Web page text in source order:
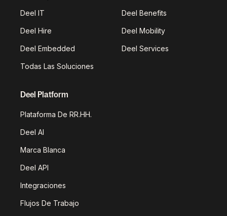
Deel IT Deel Benefits
Deel Hire Deel Mobility
Deel Embedded Deel Services
Todas Las Soluciones
Deel Platform
Plataforma De RR.HH.
Deel AI
Marca Blanca
Deel API
Integraciones
Flujos De Trabajo